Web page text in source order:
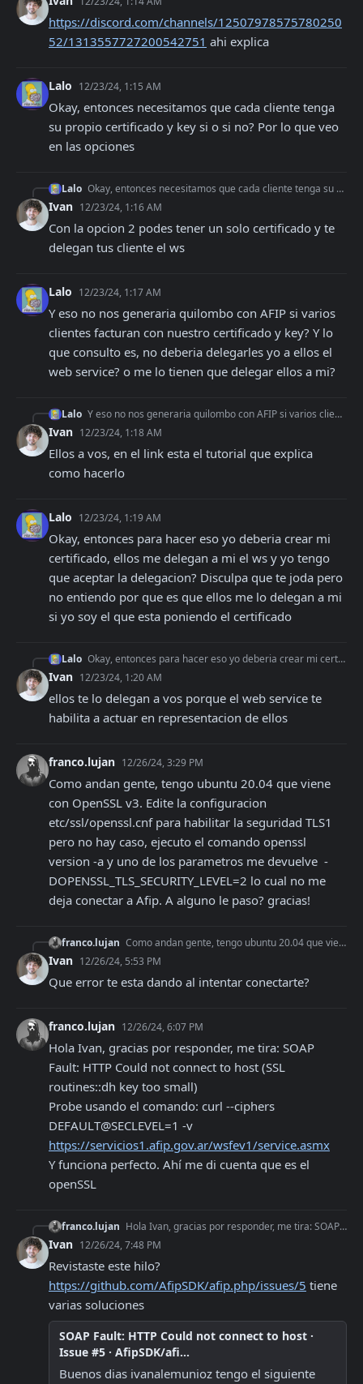
https://discord.com/channels/12507978575780250
52/1313557727200542751 ahi explica
Lalo 12/23/24, 1:15 AM
Okay, entonces necesitamos que cada cliente tenga
su propio certificado y key si o si no? Por lo que veo
en las opciones
Lalo Okay, entonces necesitamos que cada cliente tenga su propio certificado y key si o si no? Por lo que veo en las opciones
Ivan 12/23/24, 1:16 AM
Con la opcion 2 podes tener un solo certificado y te
delegan tus cliente el ws
Lalo 12/23/24, 1:17 AM
Y eso no nos generaria quilombo con AFIP si varios
clientes facturan con nuestro certificado y key? Y lo
que consulto es, no deberia delegarles yo a ellos el
web service? o me lo tienen que delegar ellos a mi?
Lalo Y eso no nos generaria quilombo con AFIP si varios clientes facturan con nuestro certificado y key? Y lo que consulto es, no deberia delegarles yo a ellos el we
Ivan 12/23/24, 1:18 AM
Ellos a vos, en el link esta el tutorial que explica
como hacerlo
Lalo 12/23/24, 1:19 AM
Okay, entonces para hacer eso yo deberia crear mi
certificado, ellos me delegan a mi el ws y yo tengo
que aceptar la delegacion? Disculpa que te joda pero
no entiendo por que es que ellos me lo delegan a mi
si yo soy el que esta poniendo el certificado
Lalo Okay, entonces para hacer eso yo deberia crear mi certificado, ellos me delegan a mi el ws y yo tengo que aceptar la delegacion? Disculpa que te joda pero no en
Ivan 12/23/24, 1:20 AM
ellos te lo delegan a vos porque el web service te
habilita a actuar en representacion de ellos
franco.lujan 12/26/24, 3:29 PM
Como andan gente, tengo ubuntu 20.04 que viene
con OpenSSL v3. Edite la configuracion
etc/ssl/openssl.cnf para habilitar la seguridad TLS1
pero no hay caso, ejecuto el comando openssl
version -a y uno de los parametros me devuelve  -
DOPENSSL_TLS_SECURITY_LEVEL=2 lo cual no me
deja conectar a Afip. A alguno le paso? gracias!
franco.lujan Como andan gente, tengo ubuntu 20.04 que viene con OpenSSL v3. Edite la configuracion etc/ssl/openssl.cnf para habilitar la seguridad TLS1 pero no hay caso, eje
Ivan 12/26/24, 5:53 PM
Que error te esta dando al intentar conectarte?
franco.lujan 12/26/24, 6:07 PM
Hola Ivan, gracias por responder, me tira: SOAP
Fault: HTTP Could not connect to host (SSL
routines::dh key too small)
Probe usando el comando: curl --ciphers
https://servicios1.afip.gov.ar/wsfev1/service.asmx
Y funciona perfecto. Ahí me di cuenta que es el
openSSL
franco.lujan Hola Ivan, gracias por responder, me tira: SOAP Fault: HTTP Could not connect to host (SSL routines::dh key too small) Probe usando el comando: curl --ciphers D
Ivan 12/26/24, 7:48 PM
https://github.com/AfipSDK/afip.php/issues/5 tiene
varias soluciones
SOAP Fault: HTTP Could not connect to host ·
Issue #5 · AfipSDK/afi...
Buenos dias ivanalemunioz tengo el siguiente